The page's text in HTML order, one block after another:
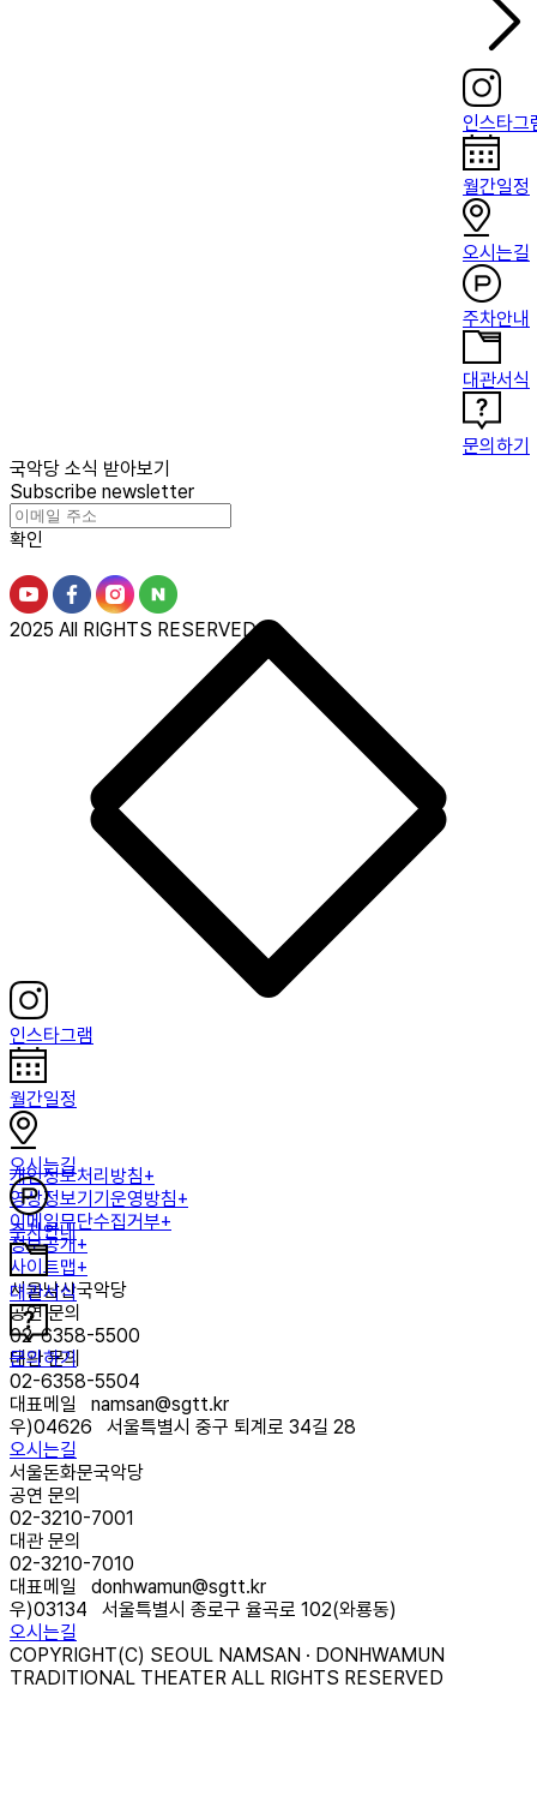
인스타그
월간일정
오시는길
주차안내
대관서식
문의하기
인스타그램
월간일정
오시는길
주차안내
대관서식
문의하기
국악당 소식 받아보기
Subscribe newsletter
확인
2025 All RIGHTS RESERVED.
개인정보처리방침+
영상정보기기운영방침+
이메일무단수집거부+
정보공개+
사이트맵+
서울남산국악당
공연 문의
02-6358-5500
대관 문의
02-6358-5504
대표메일 namsan@sgtt.kr
우)04626
서울특별시 중구 퇴계로 34길 28
오시는길
서울돈화문국악당
공연 문의
02-3210-7001
대관 문의
02-3210-7010
대표메일 donhwamun@sgtt.kr
우)03134
서울특별시 종로구 율곡로 102(와룡동)
오시는길
COPYRIGHT(C) SEOUL NAMSAN · DONHWAMUN
TRADITIONAL THEATER ALL RIGHTS RESERVED